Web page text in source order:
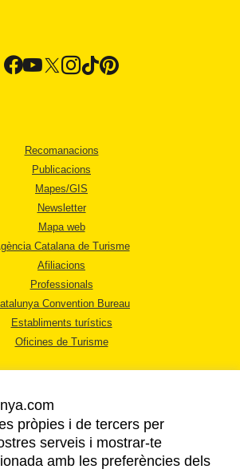
Recomanacions
Publicacions
Mapes/GIS
Newsletter
Mapa web
Catalana de Turisme
Afiliacions
Professionals
Convention Bureau
Establiments turístics
Oficines de Turisme
AVÍS LEGAL
pròpies i de tercers per
serveis i mostrar-te
amb les preferències dels